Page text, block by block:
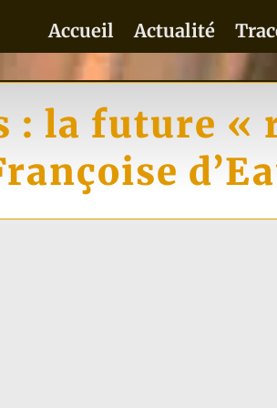
Accueil Actualité
: la future «